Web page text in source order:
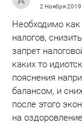
2 Ноября 2019
Необходимо
налогов,
запрет
каких то
пояснения
балансом, и
после этого
на